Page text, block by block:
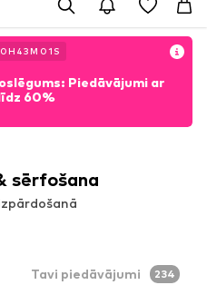
H 43M 00 S
Piedāvājumi ar
60%
sērfošana
Tavi piedāvājumi 234